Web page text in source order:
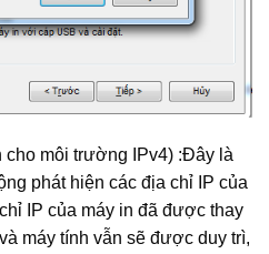
cho môi trường IPv4) :Đây là
phát hiện các địa chỉ IP của
IP của máy in đã được thay
máy tính vẫn sẽ được duy trì,